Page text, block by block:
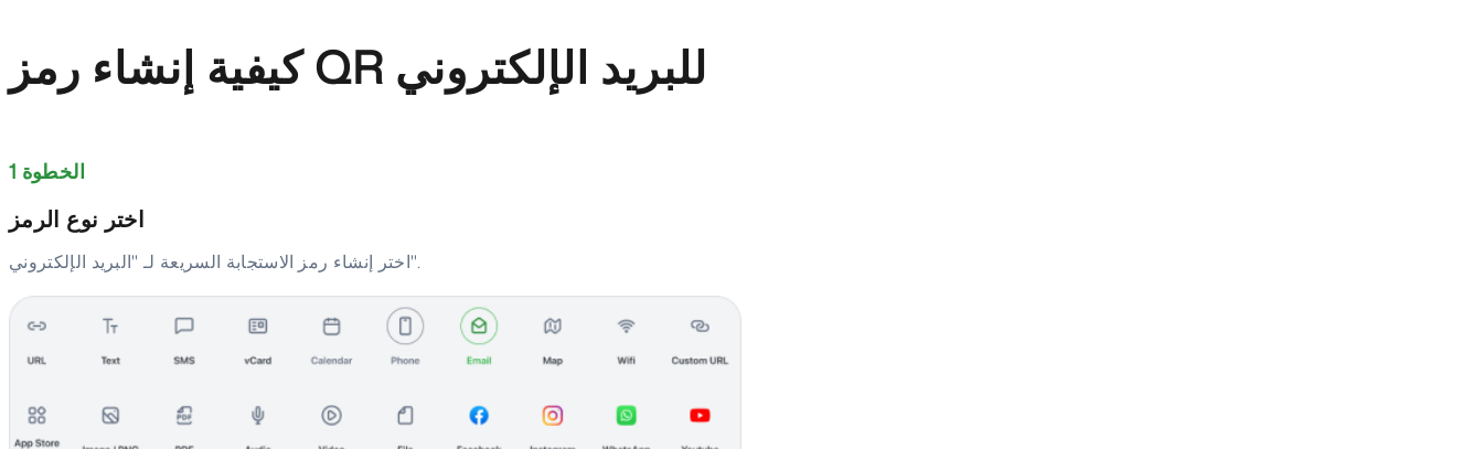
كيفية إنشاء رمز QR للبريد الإلكتروني
الخطوة 1
اختر نوع الرمز
اختر إنشاء رمز الاستجابة السريعة لـ "البريد الإلكتروني".